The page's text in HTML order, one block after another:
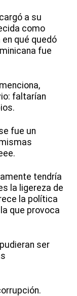
a su
como
qué quedó
fue
faltarían
fue un
tendría
la ligereza de
la política
que provoca
ser